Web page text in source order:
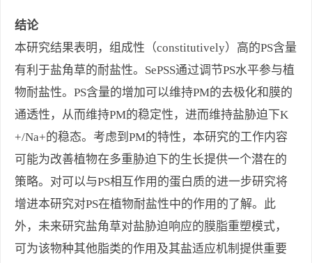
结论
本研究结果表明，组成性（constitutively）高的PS含量
有利于盐角草的耐盐性。SePSS通过调节PS水平参与植
物耐盐性。PS含量的增加可以维持PM的去极化和膜的
通透性，从而维持PM的稳定性，进而维持盐胁迫下K
+/Na+的稳态。考虑到PM的特性，本研究的工作内容
可能为改善植物在多重胁迫下的生长提供一个潜在的
策略。对可以与PS相互作用的蛋白质的进一步研究将
增进本研究对PS在植物耐盐性中的作用的了解。此
外，未来研究盐角草对盐胁迫响应的膜脂重塑模式，
可为该物种其他脂类的作用及其盐适应机制提供重要